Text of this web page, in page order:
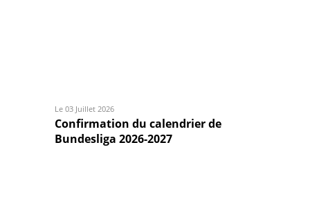
Le 03 Juillet 2026
Confirmation du calendrier de
Bundesliga 2026-2027